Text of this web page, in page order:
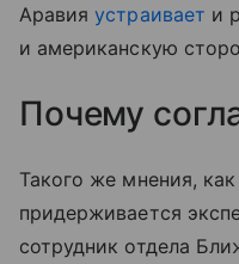
Аравияустраивает и
и американскую
Почему
Такого же мнения,
придерживается
сотрудник отдела